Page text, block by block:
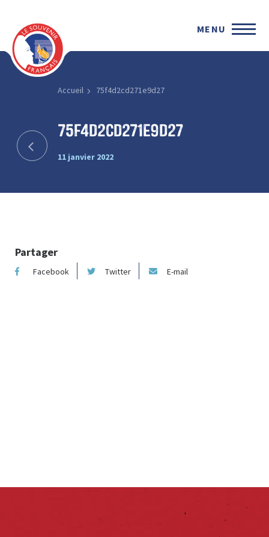
MENU
Accueil 75f4d2cd271e9d27
75f4d2cd271e9d27
11 janvier 2022
Partager
Facebook Twitter E-mail